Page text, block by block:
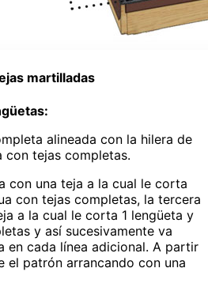
martilladas
alineada con la hilera de
con tejas completas.
con una teja a la cual le corta
con tejas completas, la tercera
a la cual le corta 1 lengüeta y
y así sucesivamente va
en cada línea adicional. A partir
el patrón arrancando con una